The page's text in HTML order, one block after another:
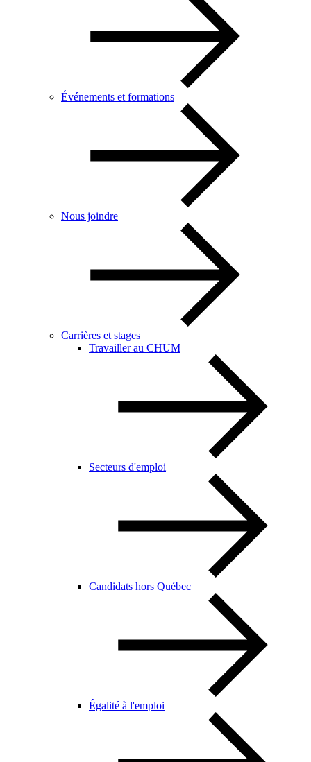
Événements et formations
Nous joindre
Carrières et stages
Travailler au CHUM
Secteurs d'emploi
Candidats hors Québec
Égalité à l'emploi